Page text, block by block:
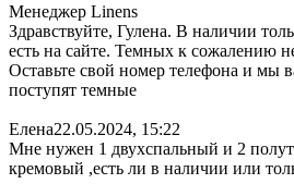
Менеджер Linens
Здравствуйте, Гулена. В наличии
есть на сайте. Темных к сожалению
Оставьте свой номер телефона и мы
поступят темные
Елена22.05.2024, 15:22
Мне нужен 1 двухспальный и 2
кремовый ,есть ли в наличии или